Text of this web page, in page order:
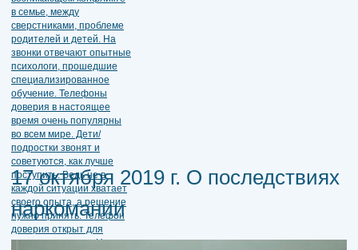
17 октября 2019 г. О последствиях
наркомании